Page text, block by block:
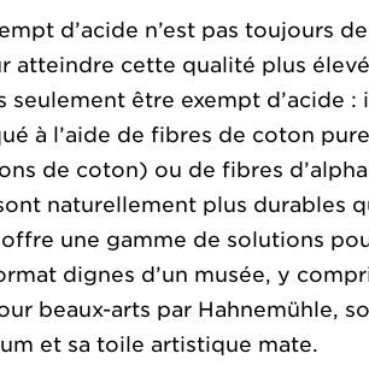
d’acide n’est pas toujours de
atteindre cette qualité plus
seulement être exempt d’acide :
à l’aide de fibres de coton
de coton) ou de fibres
naturellement plus durables
une gamme de solutions
dignes d’un musée, y
beaux-arts par Hahnemühle,
et sa toile artistique mate.